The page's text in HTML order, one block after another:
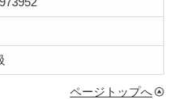
ページトップへ